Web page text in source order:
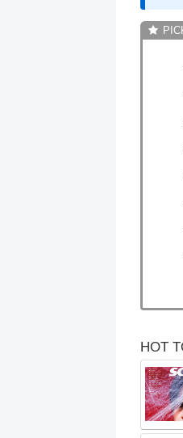
HOT